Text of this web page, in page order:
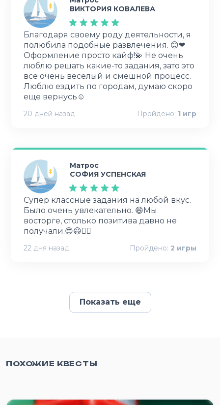
ВИКТОРИЯ КОВАЛЕВА
Благодаря своему роду деятельности, я
полюбила подобные развлечения. 😊❤
Оформление просто кайф!💫 Не очень
люблю решать какие-то задания, зато это
все очень веселый и смешной процесс.
Люблю ездить по городам, думаю скоро
еще вернусь☺
20 дней назад Пройдено: 1 игр
Матрос
СОФИЯ УСПЕНСКАЯ
Супер классные задания на любой вкус.
Было очень увлекательно. 😄Мы
восторге, столько позитива давно не
получали.😍😃👍🏻
22 дня назад Пройдено: 2 игры
Показать еще
ПОХОЖИЕ КВЕСТЫ